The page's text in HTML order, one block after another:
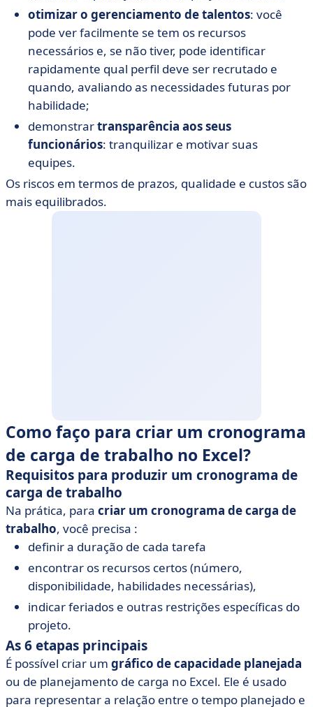
otimizar o gerenciamento de talentos: você
pode ver facilmente se tem os recursos
necessários e, se não tiver, pode identificar
rapidamente qual perfil deve ser recrutado e
quando, avaliando as necessidades futuras por
habilidade;
demonstrartransparência aos seus
funcionários: tranquilizar e motivar suas
equipes.
Os riscos em termos de prazos, qualidade e custos são
mais equilibrados.
Como faço para criar um cronograma
de carga de trabalho no Excel?
Requisitos para produzir um cronograma de
carga de trabalho
Na prática, para criar um cronograma de carga de
trabalho, você precisa :
definir a duração de cada tarefa
encontrar os recursos certos (número,
disponibilidade, habilidades necessárias),
indicar feriados e outras restrições específicas do
projeto.
As 6 etapas principais
É possível criar um gráfico de capacidade planejada
ou de planejamento de carga no Excel. Ele é usado
para representar a relação entre o tempo planejado e